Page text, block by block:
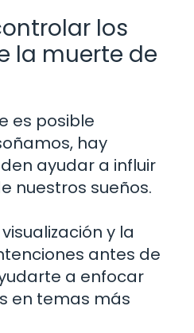
los
la muerte de
es posible
hay
ayudar a influir
nuestros sueños.
y la
antes de
a enfocar
en temas más